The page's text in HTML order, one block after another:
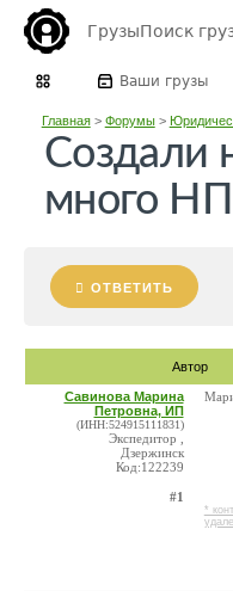
ГрузыПоиск
Ваши грузы
Главная> Форумы>
Создали
много НП
ОТВЕТИТЬ
Автор
Савинова Марина
Петровна, ИП
(ИНН:524915111831)
Экспедитор ,
Дзержинск
Код:122239
#1
*